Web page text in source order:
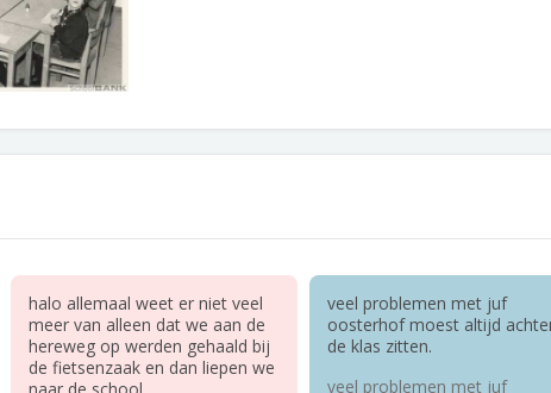
halo allemaal weet er niet veel
meer van alleen dat we aan de
hereweg op werden gehaald bij
de fietsenzaak en dan liepen we
veel problemen met juf
oosterhof moest altijd
de klas zitten.
veel problemen met juf